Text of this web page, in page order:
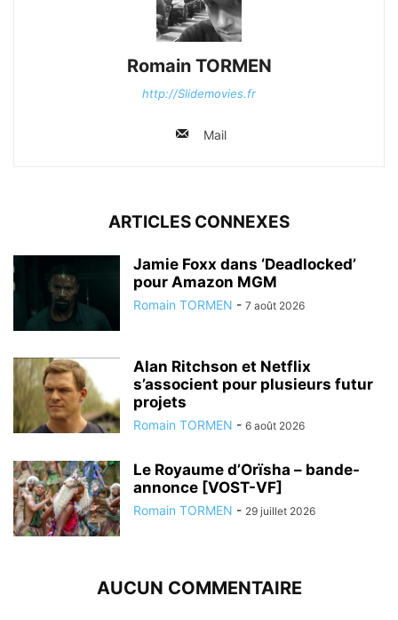
Romain TORMEN
http://Slidemovies.fr
Mail
ARTICLES CONNEXES
Jamie Foxx dans ‘Deadlocked’
pour Amazon MGM
Romain TORMEN - 7 août 2026
Alan Ritchson et Netflix
s’associent pour plusieurs futur
projets
Romain TORMEN - 6 août 2026
Le Royaume d’Orïsha – bande-
annonce [VOST-VF]
Romain TORMEN - 29 juillet 2026
AUCUN COMMENTAIRE